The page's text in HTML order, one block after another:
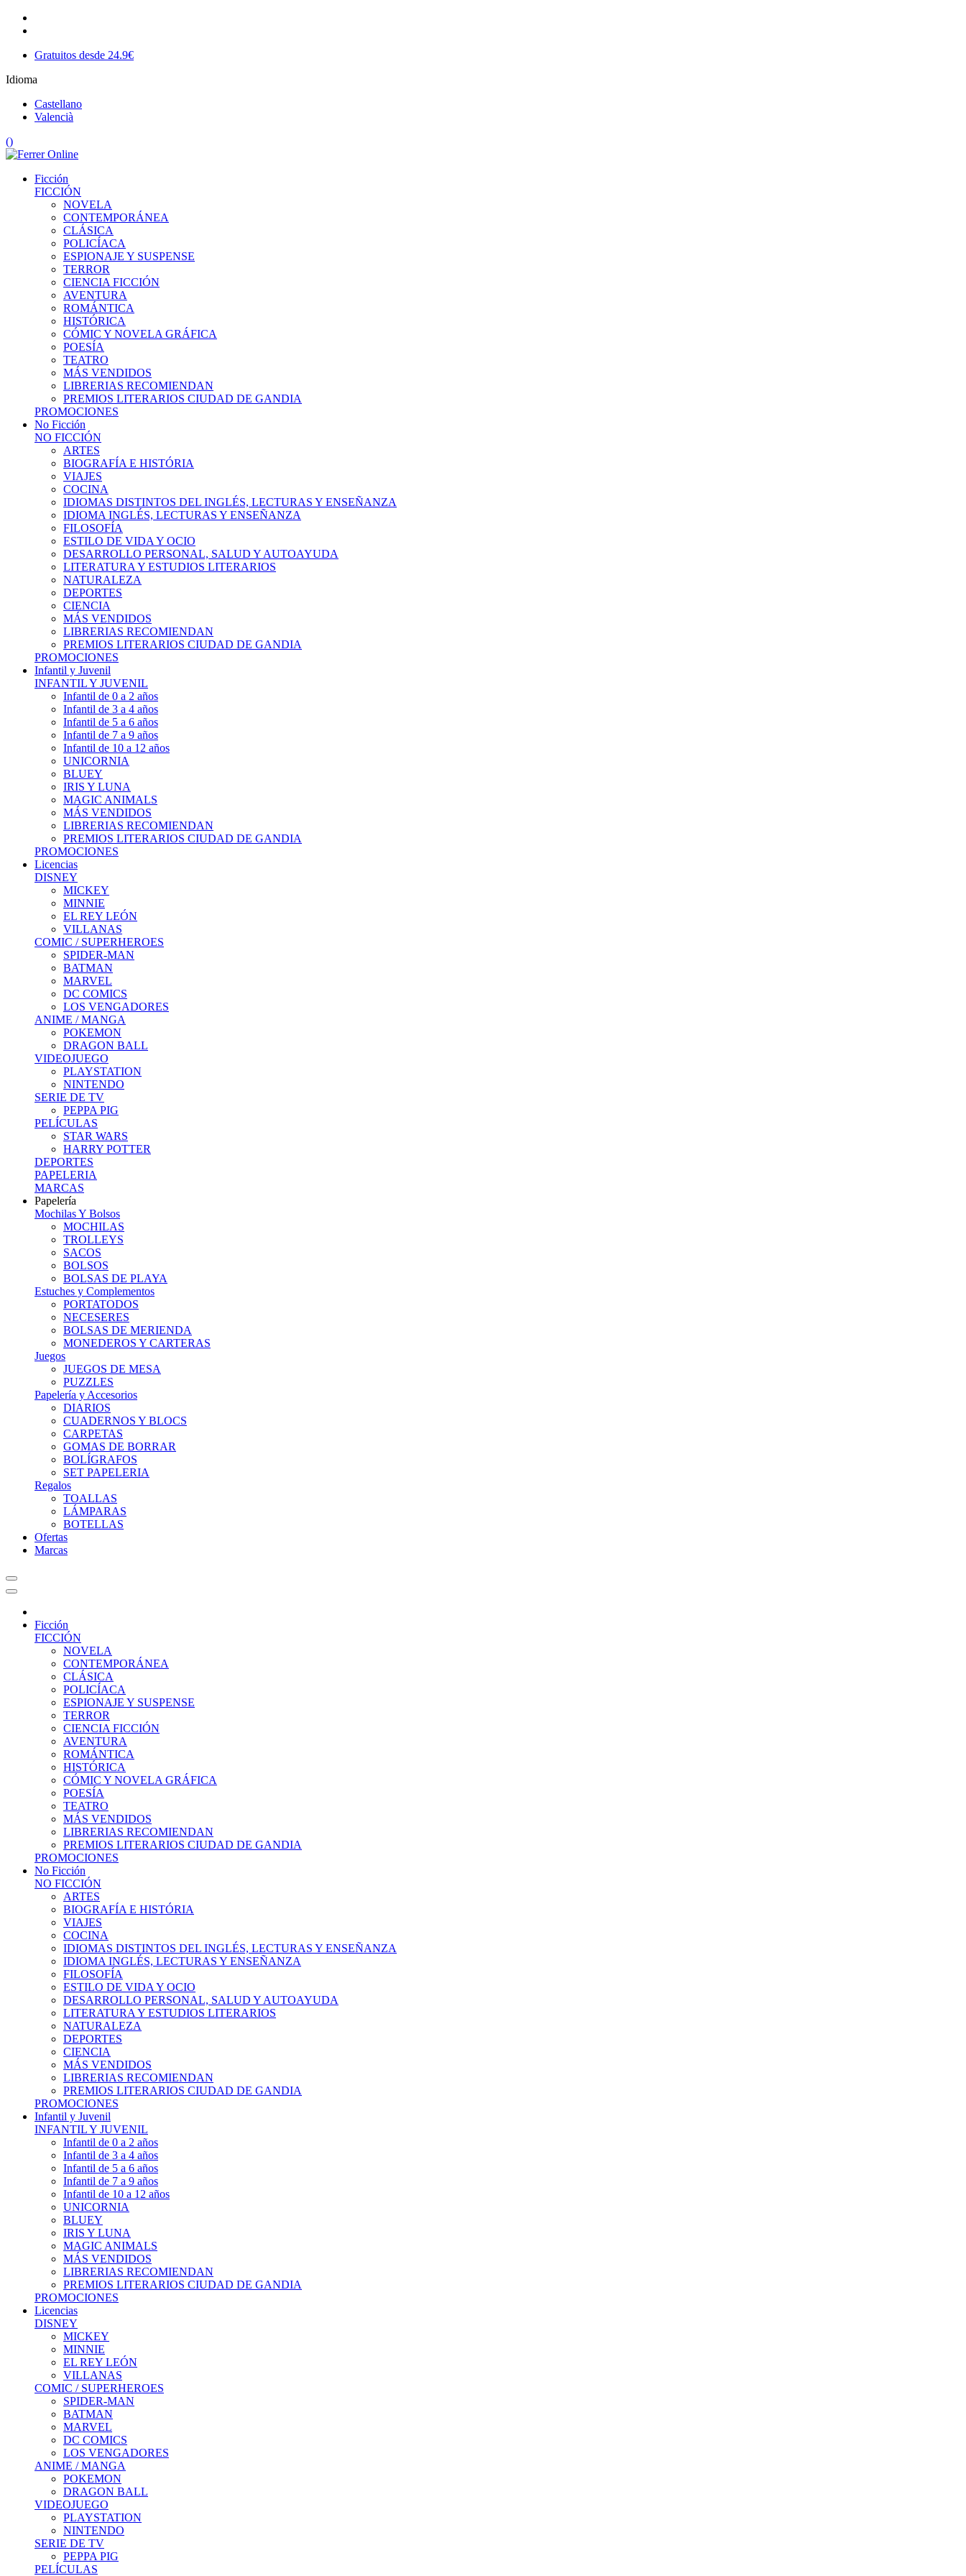
Gratuitos desde 24.9€
Idioma
Castellano
Valencià
()
Ficción
FICCIÓN
NOVELA
CONTEMPORÁNEA
CLÁSICA
POLICÍACA
ESPIONAJE Y SUSPENSE
TERROR
CIENCIA FICCIÓN
AVENTURA
ROMÁNTICA
HISTÓRICA
CÓMIC Y NOVELA GRÁFICA
POESÍA
TEATRO
MÁS VENDIDOS
LIBRERIAS RECOMIENDAN
PREMIOS LITERARIOS CIUDAD DE GANDIA
PROMOCIONES
No Ficción
NO FICCIÓN
ARTES
BIOGRAFÍA E HISTÓRIA
VIAJES
COCINA
IDIOMAS DISTINTOS DEL INGLÉS, LECTURAS Y ENSEÑANZA
IDIOMA INGLÉS, LECTURAS Y ENSEÑANZA
FILOSOFÍA
ESTILO DE VIDA Y OCIO
DESARROLLO PERSONAL, SALUD Y AUTOAYUDA
LITERATURA Y ESTUDIOS LITERARIOS
NATURALEZA
DEPORTES
CIENCIA
MÁS VENDIDOS
LIBRERIAS RECOMIENDAN
PREMIOS LITERARIOS CIUDAD DE GANDIA
PROMOCIONES
Infantil y Juvenil
INFANTIL Y JUVENIL
Infantil de 0 a 2 años
Infantil de 3 a 4 años
Infantil de 5 a 6 años
Infantil de 7 a 9 años
Infantil de 10 a 12 años
UNICORNIA
BLUEY
IRIS Y LUNA
MAGIC ANIMALS
MÁS VENDIDOS
LIBRERIAS RECOMIENDAN
PREMIOS LITERARIOS CIUDAD DE GANDIA
PROMOCIONES
Licencias
DISNEY
MICKEY
MINNIE
EL REY LEÓN
VILLANAS
COMIC / SUPERHEROES
SPIDER-MAN
BATMAN
MARVEL
DC COMICS
LOS VENGADORES
ANIME / MANGA
POKEMON
DRAGON BALL
VIDEOJUEGO
PLAYSTATION
NINTENDO
SERIE DE TV
PEPPA PIG
PELÍCULAS
STAR WARS
HARRY POTTER
DEPORTES
PAPELERIA
MARCAS
Papelería
Mochilas Y Bolsos
MOCHILAS
TROLLEYS
SACOS
BOLSOS
BOLSAS DE PLAYA
Estuches y Complementos
PORTATODOS
NECESERES
BOLSAS DE MERIENDA
MONEDEROS Y CARTERAS
Juegos
JUEGOS DE MESA
PUZZLES
Papelería y Accesorios
DIARIOS
CUADERNOS Y BLOCS
CARPETAS
GOMAS DE BORRAR
BOLÍGRAFOS
SET PAPELERIA
Regalos
TOALLAS
LÁMPARAS
BOTELLAS
Ofertas
Marcas
Ficción
FICCIÓN
NOVELA
CONTEMPORÁNEA
CLÁSICA
POLICÍACA
ESPIONAJE Y SUSPENSE
TERROR
CIENCIA FICCIÓN
AVENTURA
ROMÁNTICA
HISTÓRICA
CÓMIC Y NOVELA GRÁFICA
POESÍA
TEATRO
MÁS VENDIDOS
LIBRERIAS RECOMIENDAN
PREMIOS LITERARIOS CIUDAD DE GANDIA
PROMOCIONES
No Ficción
NO FICCIÓN
ARTES
BIOGRAFÍA E HISTÓRIA
VIAJES
COCINA
IDIOMAS DISTINTOS DEL INGLÉS, LECTURAS Y ENSEÑANZA
IDIOMA INGLÉS, LECTURAS Y ENSEÑANZA
FILOSOFÍA
ESTILO DE VIDA Y OCIO
DESARROLLO PERSONAL, SALUD Y AUTOAYUDA
LITERATURA Y ESTUDIOS LITERARIOS
NATURALEZA
DEPORTES
CIENCIA
MÁS VENDIDOS
LIBRERIAS RECOMIENDAN
PREMIOS LITERARIOS CIUDAD DE GANDIA
PROMOCIONES
Infantil y Juvenil
INFANTIL Y JUVENIL
Infantil de 0 a 2 años
Infantil de 3 a 4 años
Infantil de 5 a 6 años
Infantil de 7 a 9 años
Infantil de 10 a 12 años
UNICORNIA
BLUEY
IRIS Y LUNA
MAGIC ANIMALS
MÁS VENDIDOS
LIBRERIAS RECOMIENDAN
PREMIOS LITERARIOS CIUDAD DE GANDIA
PROMOCIONES
Licencias
DISNEY
MICKEY
MINNIE
EL REY LEÓN
VILLANAS
COMIC / SUPERHEROES
SPIDER-MAN
BATMAN
MARVEL
DC COMICS
LOS VENGADORES
ANIME / MANGA
POKEMON
DRAGON BALL
VIDEOJUEGO
PLAYSTATION
NINTENDO
SERIE DE TV
PEPPA PIG
PELÍCULAS